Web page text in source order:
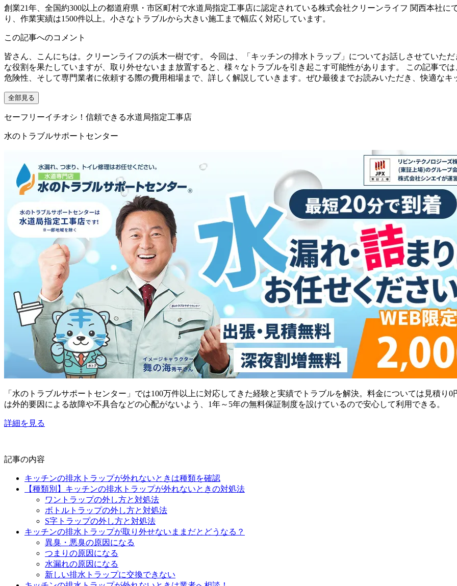
創業21年、全国約300以上の都道府県・市区町村で水道局指定工事店に認定されている株式会社クリーンライフ 関西本社
り、作業実績は1500件以上。小さなトラブルから大きい施工まで幅広く対応しています。
この記事へのコメント
皆さん、こんにちは。クリーンライフの浜木一樹です。 今回は、「キッチンの排水トラップ」についてお話しさせていた
な役割を果たしていますが、取り外せないまま放置すると、様々なトラブルを引き起こす可能性があります。 この記事で
危険性、そして専門業者に依頼する際の費用相場まで、詳しく解説していきます。ぜひ最後までお読みいただき、快適なキ
全部見る
セーフリーイチオシ！信頼できる水道局指定工事店
水のトラブルサポートセンター
「水のトラブルサポートセンター」では100万件以上に対応してきた経験と実績でトラブルを解決。料金については見積り
は外的要因による故障や不具合などの心配がないよう、1年～5年の無料保証制度を設けているので安心して利用できる。
詳細を見る
記事の内容
キッチンの排水トラップが外れないときは種類を確認
【種類別】キッチンの排水トラップが外れないときの対処法
ワントラップの外し方と対処法
ボトルトラップの外し方と対処法
S字トラップの外し方と対処法
キッチンの排水トラップが取り外せないままだとどうなる？
異臭・悪臭の原因になる
つまりの原因になる
水漏れの原因になる
新しい排水トラップに交換できない